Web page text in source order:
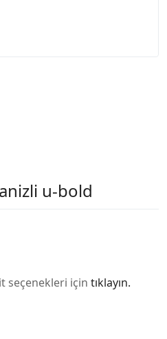
u-bold
seçenekleri için tıklayın.